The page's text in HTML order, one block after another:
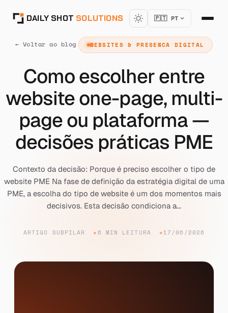
DAILY SHOT SOLUTIONS 🇵🇹 PT
← Voltar ao blog WEBSITES & PRESENCA DIGITAL
Como escolher entre
website one-page, multi-
page ou plataforma —
decisões práticas PME
Contexto da decisão: Porque é preciso escolher o tipo de
website PME Na fase de definição da estratégia digital de uma
PME, a escolha do tipo de website é um dos momentos mais
decisivos. Esta decisão condiciona a...
ARTIGO SUBPILAR 6 MIN LEITURA 17/06/2026